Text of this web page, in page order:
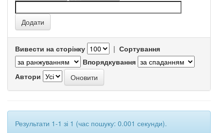
Вивести на сторінку | Сортування
Впорядкування
Автори
Результати 1-1 зі 1 (час пошуку: 0.001 секунди).